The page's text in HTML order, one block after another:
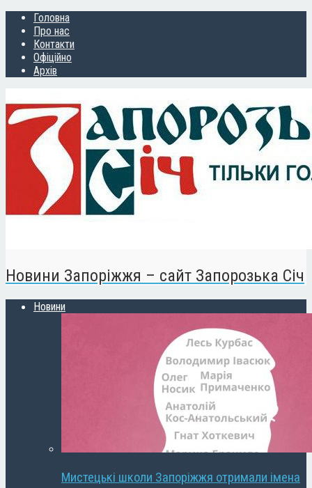
Головна
Про нас
Контакти
Офіційно
Архів
Новини Запоріжжя – сайт Запорозька Січ
Новини
Мистецькі школи Запоріжжя отримали імена